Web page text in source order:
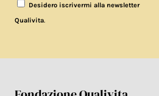
Desidero iscrivermi alla newsletter
Qualivita.